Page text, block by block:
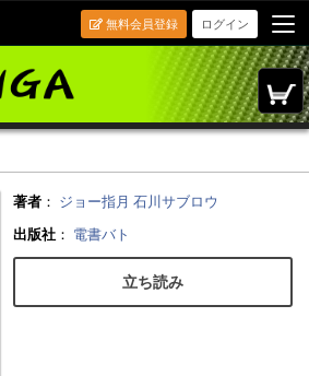
ログイン
無料会員登録
著者 ： ジョー指月 石川サブロウ
出版社 ： 電書バト
立ち読み